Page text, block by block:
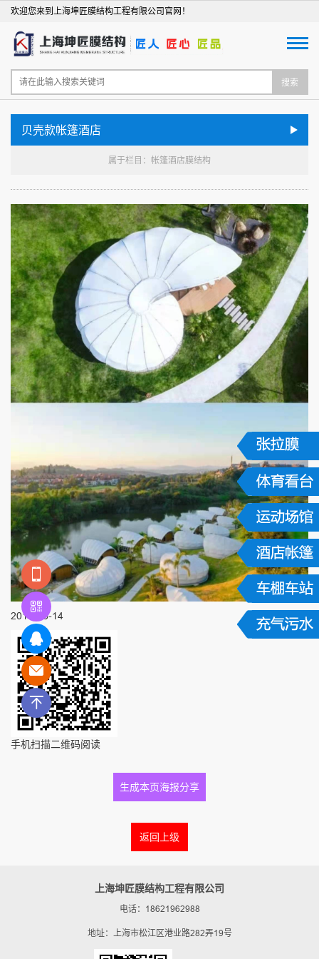
欢迎您来到上海坤匠膜结构工程有限公司官网！
搜索
贝壳款帐篷酒店
属于栏目：帐篷酒店膜结构
2017-08-14
手机扫描二维码阅读
生成本页海报分享
返回上级
上海坤匠膜结构工程有限公司
电话：18621962988
地址：上海市松江区港业路282弄19号